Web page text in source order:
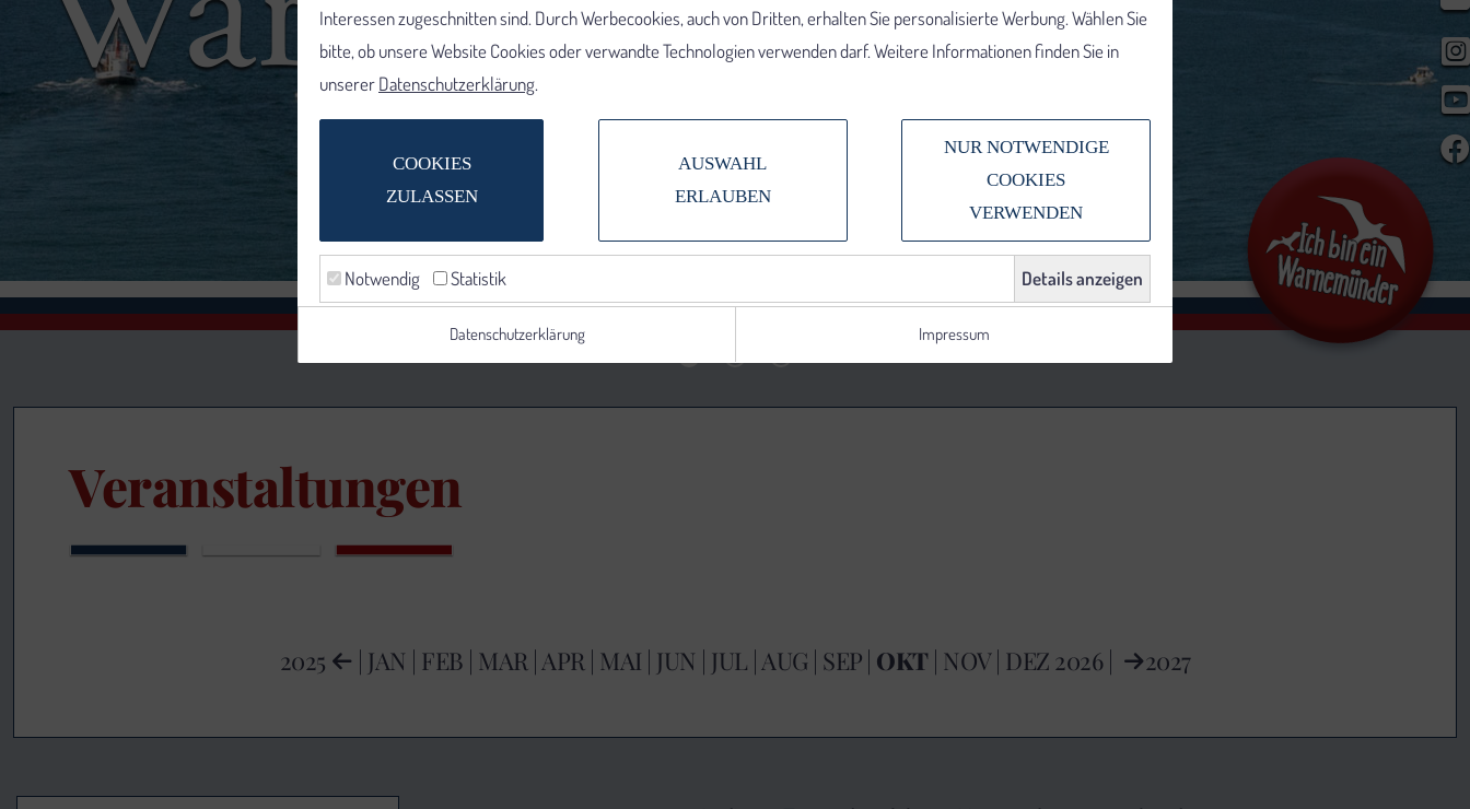
Veranstaltungen
2025 | JAN | FEB | MAR|APR| MAI | JUN | JUL |AUG | SEP| OKT| NOV| DEZ 2026 | 2027
Interessen zugeschnitten sind. Durch Werbecookies, auch von Dritten, erhalten Sie personalisierte Werbung. Wählen Sie
bitte, ob unsere Website Cookies oder verwandte Technologien verwenden darf. Weitere Informationen finden Sie in
unsererDatenschutzerklärung.
COOKIES
ZULASSEN
AUSWAHL
ERLAUBEN
NUR NOTWENDIGE
COOKIES
VERWENDEN
Notwendig Statistik Details anzeigen
Datenschutzerklärung Impressum